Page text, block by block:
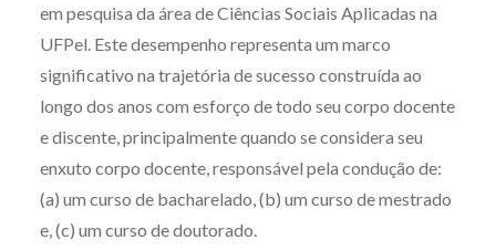
em pesquisa da área de Ciências Sociais Aplicadas na
UFPel. Este desempenho representa um marco
significativo na trajetória de sucesso construída ao
longo dos anos com esforço de todo seu corpo docente
e discente, principalmente quando se considera seu
enxuto corpo docente, responsável pela condução de:
(a) um curso de bacharelado, (b) um curso de mestrado
e, (c) um curso de doutorado.